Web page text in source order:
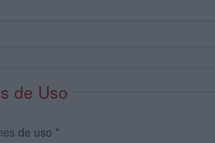
de Uso
de uso *